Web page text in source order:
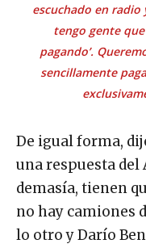
escuchado en radio
tengo gente
pagando’.
sencillamente
De igual forma,
una respuesta del
demasía, tienen
no hay camiones
lo otro y Darío